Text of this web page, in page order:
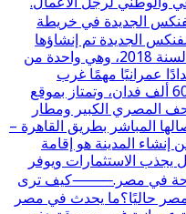
الجديدة في خريطة
الجديدة تم إنشاؤها
بقرار مجلس الوزراء رقم 361 لسنة 2018، وهي واحدة من
عمرانيًا مهمًا غرب
القاهرة.مساحة المدينة تقارب 60 ألف فدان، وتمتاز بموقع
المصري الكبير ومطار
المباشر بطريق القاهرة –
إنشاء المدينة هو إقامة
الاستثمارات ويوفر
في مصر.⸻كيف ترى
مصر حاليًا؟ما يحدث في مصر